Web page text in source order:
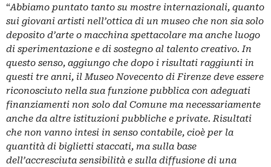
“Abbiamo puntato tanto su mostre internazionali, quanto
sui giovani artisti nell’ottica di un museo che non sia solo
deposito d’arte o macchina spettacolare ma anche luogo
di sperimentazione e di sostegno al talento creativo. In
questo senso, aggiungo che dopo i risultati raggiunti in
questi tre anni, il Museo Novecento di Firenze deve essere
riconosciuto nella sua funzione pubblica con adeguati
finanziamenti non solo dal Comune ma necessariamente
anche da altre istituzioni pubbliche e private. Risultati
che non vanno intesi in senso contabile, cioè per la
quantità di biglietti staccati, ma sulla base
dell’accresciuta sensibilità e sulla diffusione di una